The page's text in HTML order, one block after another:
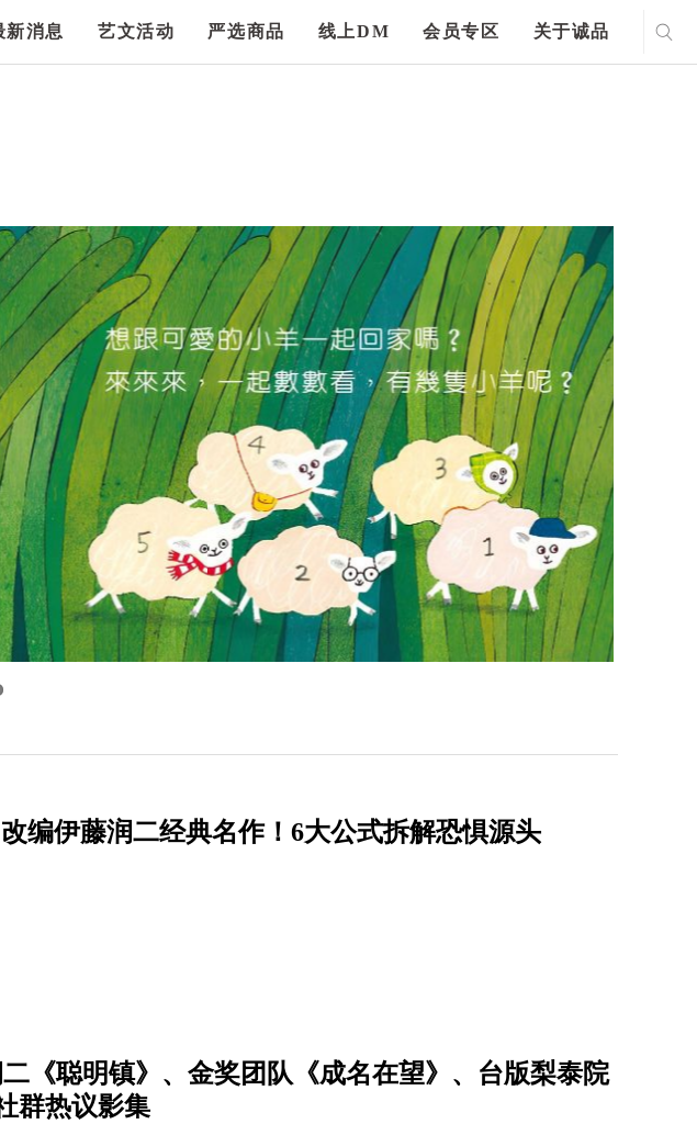
新消息 艺文活动 严选商品 线上DM 会员专区 关于诚品
编伊藤润二经典名作！6大公式拆解恐惧源头
《聪明镇》、金奖团队《成名在望》、台版梨泰院
群热议影集